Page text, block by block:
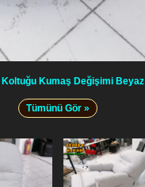
Kumaş Değişimi Beyaz
Tümünü Gör »